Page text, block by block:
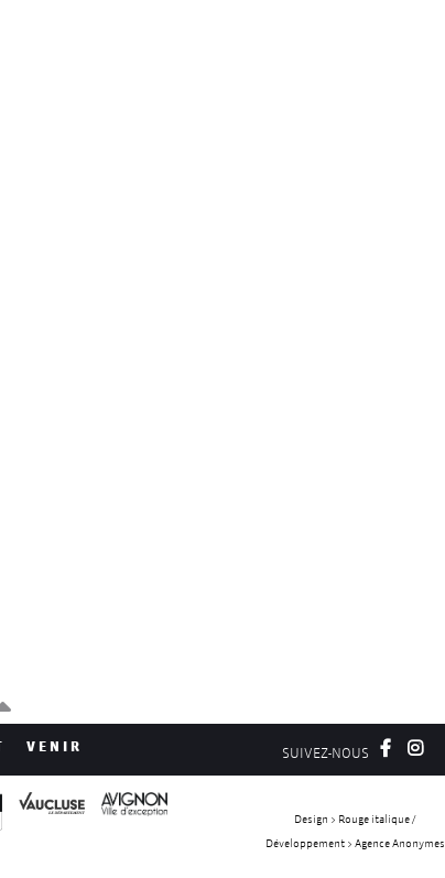
VENIR SUIVEZ-NOUS
Design > Rouge italique /
Développement > Agence Anonymes